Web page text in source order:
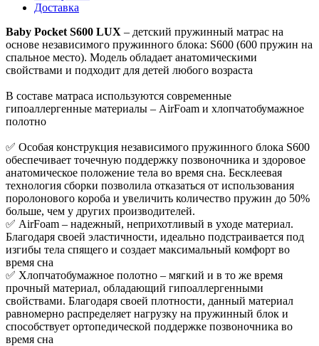
Доставка
Baby Pocket S600 LUX – детский пружинный матрас на
основе независимого пружинного блока: S600 (600 пружин на
спальное место). Модель обладает анатомическими
свойствами и подходит для детей любого возраста
В составе матраса используются современные
гипоаллергенные материалы – AirFoam и хлопчатобумажное
полотно
✅ Особая конструкция независимого пружинного блока S600
обеспечивает точечную поддержку позвоночника и здоровое
анатомическое положение тела во время сна. Бесклеевая
технология сборки позволила отказаться от использования
поролонового короба и увеличить количество пружин до 50%
больше, чем у других производителей.
✅ AirFoam – надежный, неприхотливый в уходе материал.
Благодаря своей эластичности, идеально подстраивается под
изгибы тела спящего и создает максимальный комфорт во
время сна
✅ Хлопчатобумажное полотно – мягкий и в то же время
прочный материал, обладающий гипоаллергенными
свойствами. Благодаря своей плотности, данный материал
равномерно распределяет нагрузку на пружинный блок и
способствует ортопедической поддержке позвоночника во
время сна